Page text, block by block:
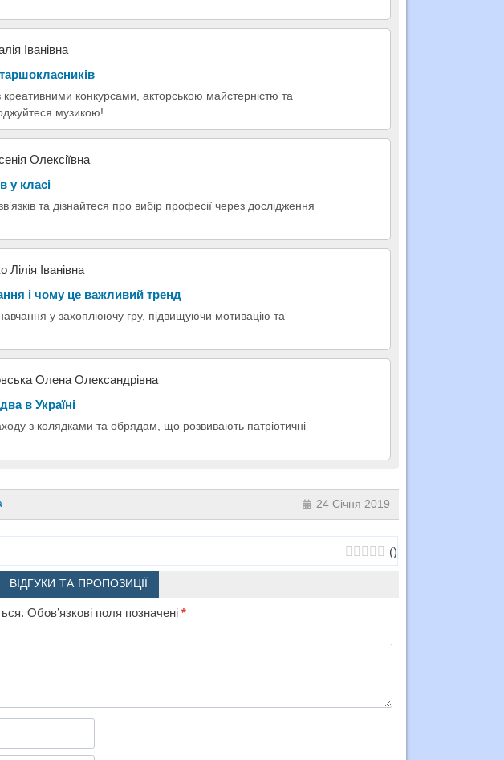
Іванівна
конкурсами, акторською майстерністю та
музикою!
Олексіївна
у класі
та дізнайтеся про вибір професії через дослідження
Іванівна
і чому це важливий тренд
у захоплюючу гру, підвищуючи мотивацію та
Олена Олександрівна
в Україні
з колядками та обрядам, що розвивають патріотичні
24 Січня 2019
()
ВІДГУКИ ТА ПРОПОЗИЦІЇ
Обов’язкові поля позначені *